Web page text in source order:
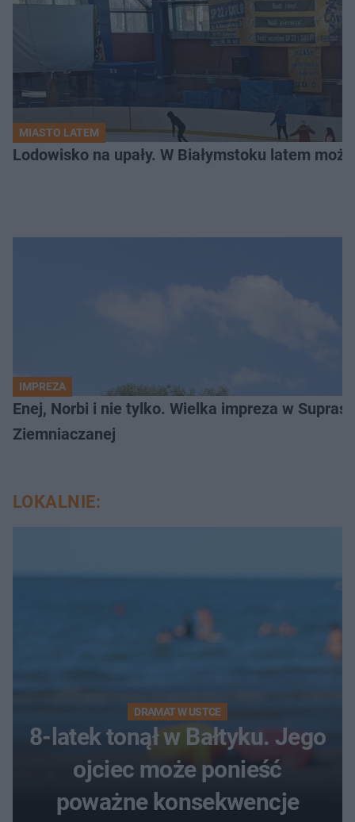
MIASTO LATEM
Lodowisko na upały. W Białymstoku latem
IMPREZA
Enej, Norbi i nie tylko. Wielka impreza w
Ziemniaczanej
LOKALNIE:
DRAMAT W USTCE
8-latek tonął w Bałtyku. Jego
ojciec może ponieść
poważne konsekwencje